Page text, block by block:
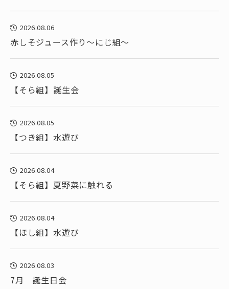
2026.08.06
赤しそジュース作り～にじ組～
2026.08.05
【そら組】誕生会
2026.08.05
【つき組】水遊び
2026.08.04
【そら組】夏野菜に触れる
2026.08.04
【ほし組】水遊び
2026.08.03
7月 誕生日会